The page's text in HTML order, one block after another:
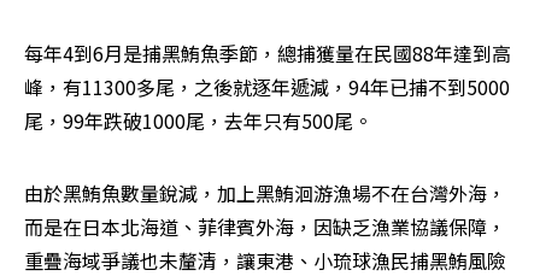
每年4到6月是捕黑鮪魚季節，總捕獲量在民國88年達到高
峰，有11300多尾，之後就逐年遞減，94年已捕不到5000
尾，99年跌破1000尾，去年只有500尾。
由於黑鮪魚數量銳減，加上黑鮪洄游漁場不在台灣外海，
而是在日本北海道、菲律賓外海，因缺乏漁業協議保障，
重疊海域爭議也未釐清，讓東港、小琉球漁民捕黑鮪風險